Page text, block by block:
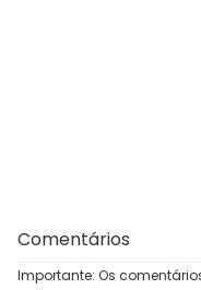
Comentários
Importante: Os